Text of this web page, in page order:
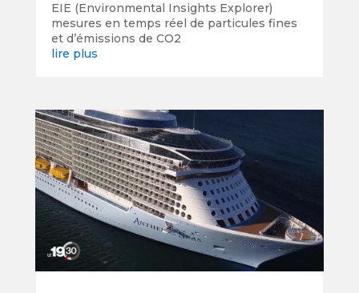
EIE (Environmental Insights Explorer)
mesures en temps réel de particules fines
et d’émissions de CO2
lire plus